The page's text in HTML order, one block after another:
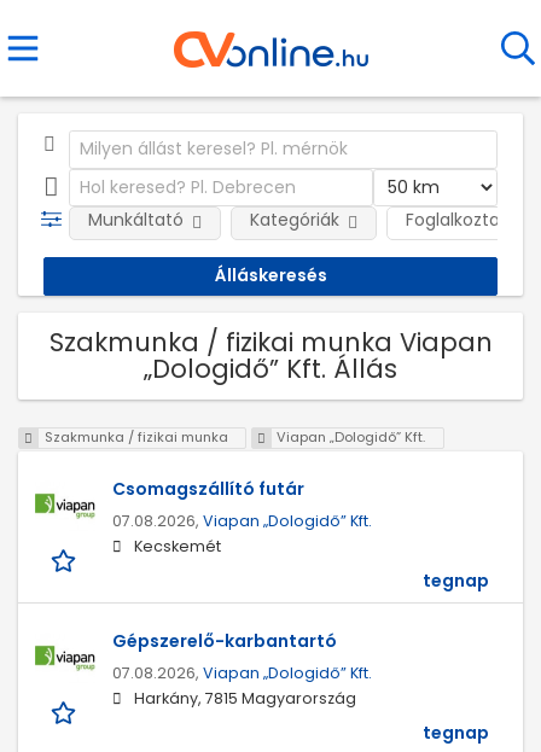
Foglalkoztatás
Munkáltató Kategóriák
Szakmunka / fizikai munka Viapan
„Dologidő” Kft. Állás
Szakmunka / fizikai munka Viapan „Dologidő” Kft.
Csomagszállító futár
07.08.2026, Viapan „Dologidő” Kft.
Kecskemét
tegnap
Gépszerelő-karbantartó
07.08.2026, Viapan „Dologidő” Kft.
Harkány, 7815 Magyarország
tegnap